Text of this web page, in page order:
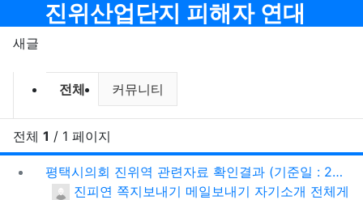
메뉴진위산업단지 피해자 연대
새글
전체게시물 그룹 목록
전체 커뮤니티
전체 1 / 1 페이지
평택시의회 진위역 관련자료 확인결과 (기준일 : 2026. 6. 5)
등록자진피연 쪽지보내기 메일보내기 자기소개 전체게